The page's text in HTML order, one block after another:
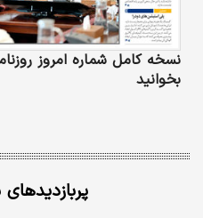
نسخه کامل شماره امروز
بخوانید